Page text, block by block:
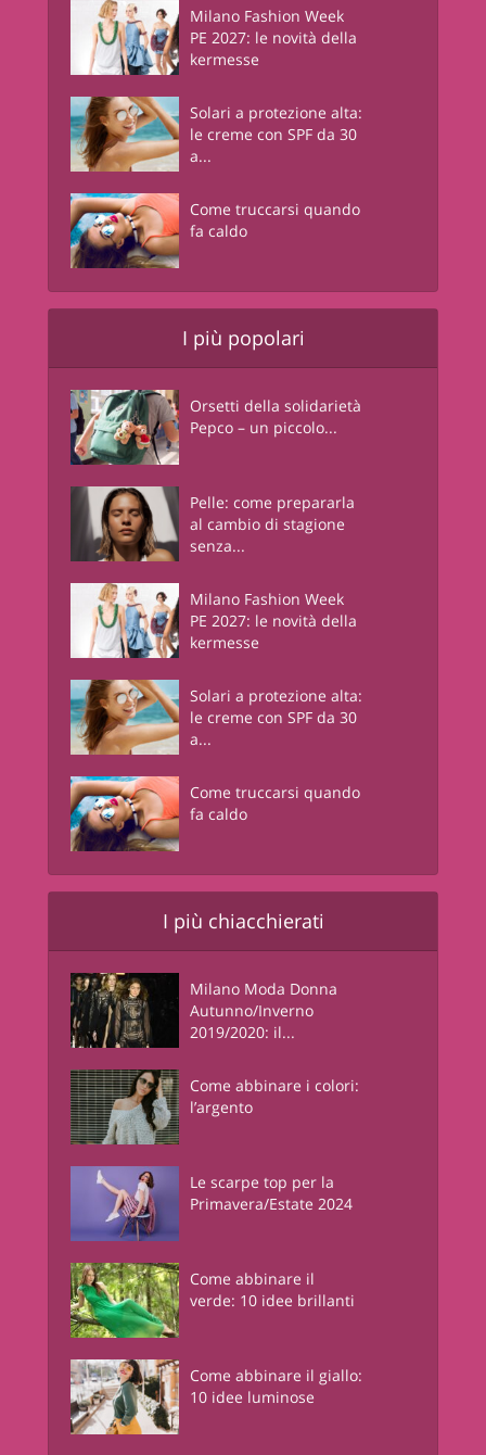
Milano Fashion Week
PE 2027: le novità della
kermesse
Solari a protezione alta:
le creme con SPF da 30
a...
Come truccarsi quando
fa caldo
I più popolari
Orsetti della solidarietà
Pepco – un piccolo...
Pelle: come prepararla
al cambio di stagione
senza...
Milano Fashion Week
PE 2027: le novità della
kermesse
Solari a protezione alta:
le creme con SPF da 30
a...
Come truccarsi quando
fa caldo
I più chiacchierati
Milano Moda Donna
Autunno/Inverno
2019/2020: il...
Come abbinare i colori:
l’argento
Le scarpe top per la
Primavera/Estate 2024
Come abbinare il
verde: 10 idee brillanti
Come abbinare il giallo:
10 idee luminose